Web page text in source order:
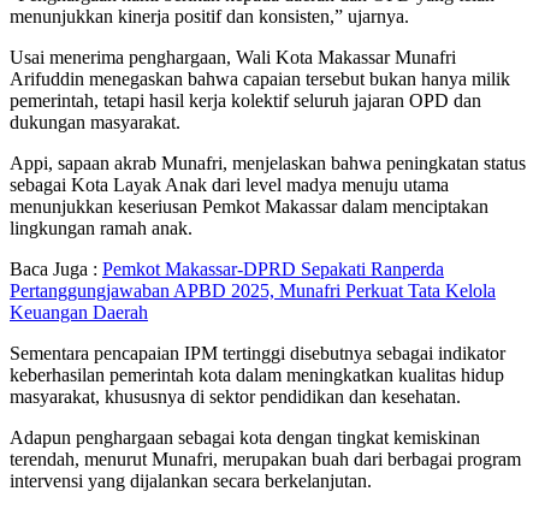
menunjukkan kinerja positif dan konsisten,” ujarnya.
Usai menerima penghargaan, Wali Kota Makassar Munafri
Arifuddin menegaskan bahwa capaian tersebut bukan hanya milik
pemerintah, tetapi hasil kerja kolektif seluruh jajaran OPD dan
dukungan masyarakat.
Appi, sapaan akrab Munafri, menjelaskan bahwa peningkatan status
sebagai Kota Layak Anak dari level madya menuju utama
menunjukkan keseriusan Pemkot Makassar dalam menciptakan
lingkungan ramah anak.
Baca Juga : Pemkot Makassar-DPRD Sepakati Ranperda
Pertanggungjawaban APBD 2025, Munafri Perkuat Tata Kelola
Keuangan Daerah
Sementara pencapaian IPM tertinggi disebutnya sebagai indikator
keberhasilan pemerintah kota dalam meningkatkan kualitas hidup
masyarakat, khususnya di sektor pendidikan dan kesehatan.
Adapun penghargaan sebagai kota dengan tingkat kemiskinan
terendah, menurut Munafri, merupakan buah dari berbagai program
intervensi yang dijalankan secara berkelanjutan.